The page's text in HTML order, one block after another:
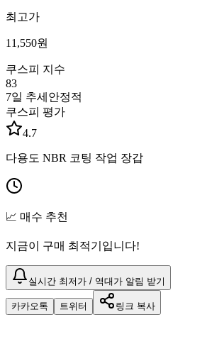
최고가
11,550원
쿠스피 지수
83
7일 추세 안정적
쿠스피 평가
4.7
다용도 NBR 코팅 작업 장갑
📈 매수 추천
지금이 구매 최적기입니다!
실시간 최저가 / 역대가 알림 받기
카카오톡 트위터 링크 복사